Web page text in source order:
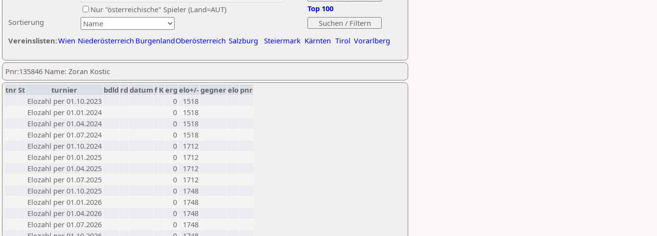
Sortierung
Nur "österreichische" Spieler (Land=AUT)
Vereinslisten:Wien Niederösterreich BurgenlandOberösterreich Salzburg Steiermark Kärnten Tirol Vorarlberg
Top 100
Pnr:135846 Name: Zoran Kostic
tnrSt turnier bdld rd datumf Kerg elo+/-gegnerelo pnr
Elozahl per 01.10.2023
0
1518
Elozahl per 01.01.2024
0
1518
Elozahl per 01.04.2024
0
1518
Elozahl per 01.07.2024
0
1518
Elozahl per 01.10.2024
0
1712
Elozahl per 01.01.2025
0
1712
Elozahl per 01.04.2025
0
1712
Elozahl per 01.07.2025
0
1712
Elozahl per 01.10.2025
0
1748
Elozahl per 01.01.2026
0
1748
Elozahl per 01.04.2026
0
1748
Elozahl per 01.07.2026
0
1748